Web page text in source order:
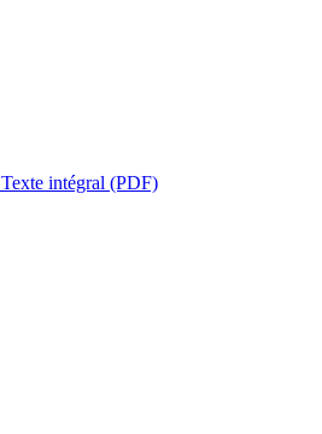
Texte intégral (PDF)